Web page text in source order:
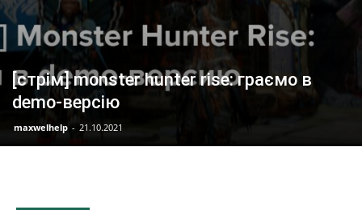
[стрім] monster hunter rise: граємо в
demo-версію
maxwelhelp - 21.10.2021